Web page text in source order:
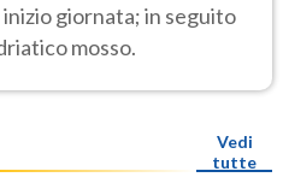
giornata; in seguito
mosso.
Vedi
tutte